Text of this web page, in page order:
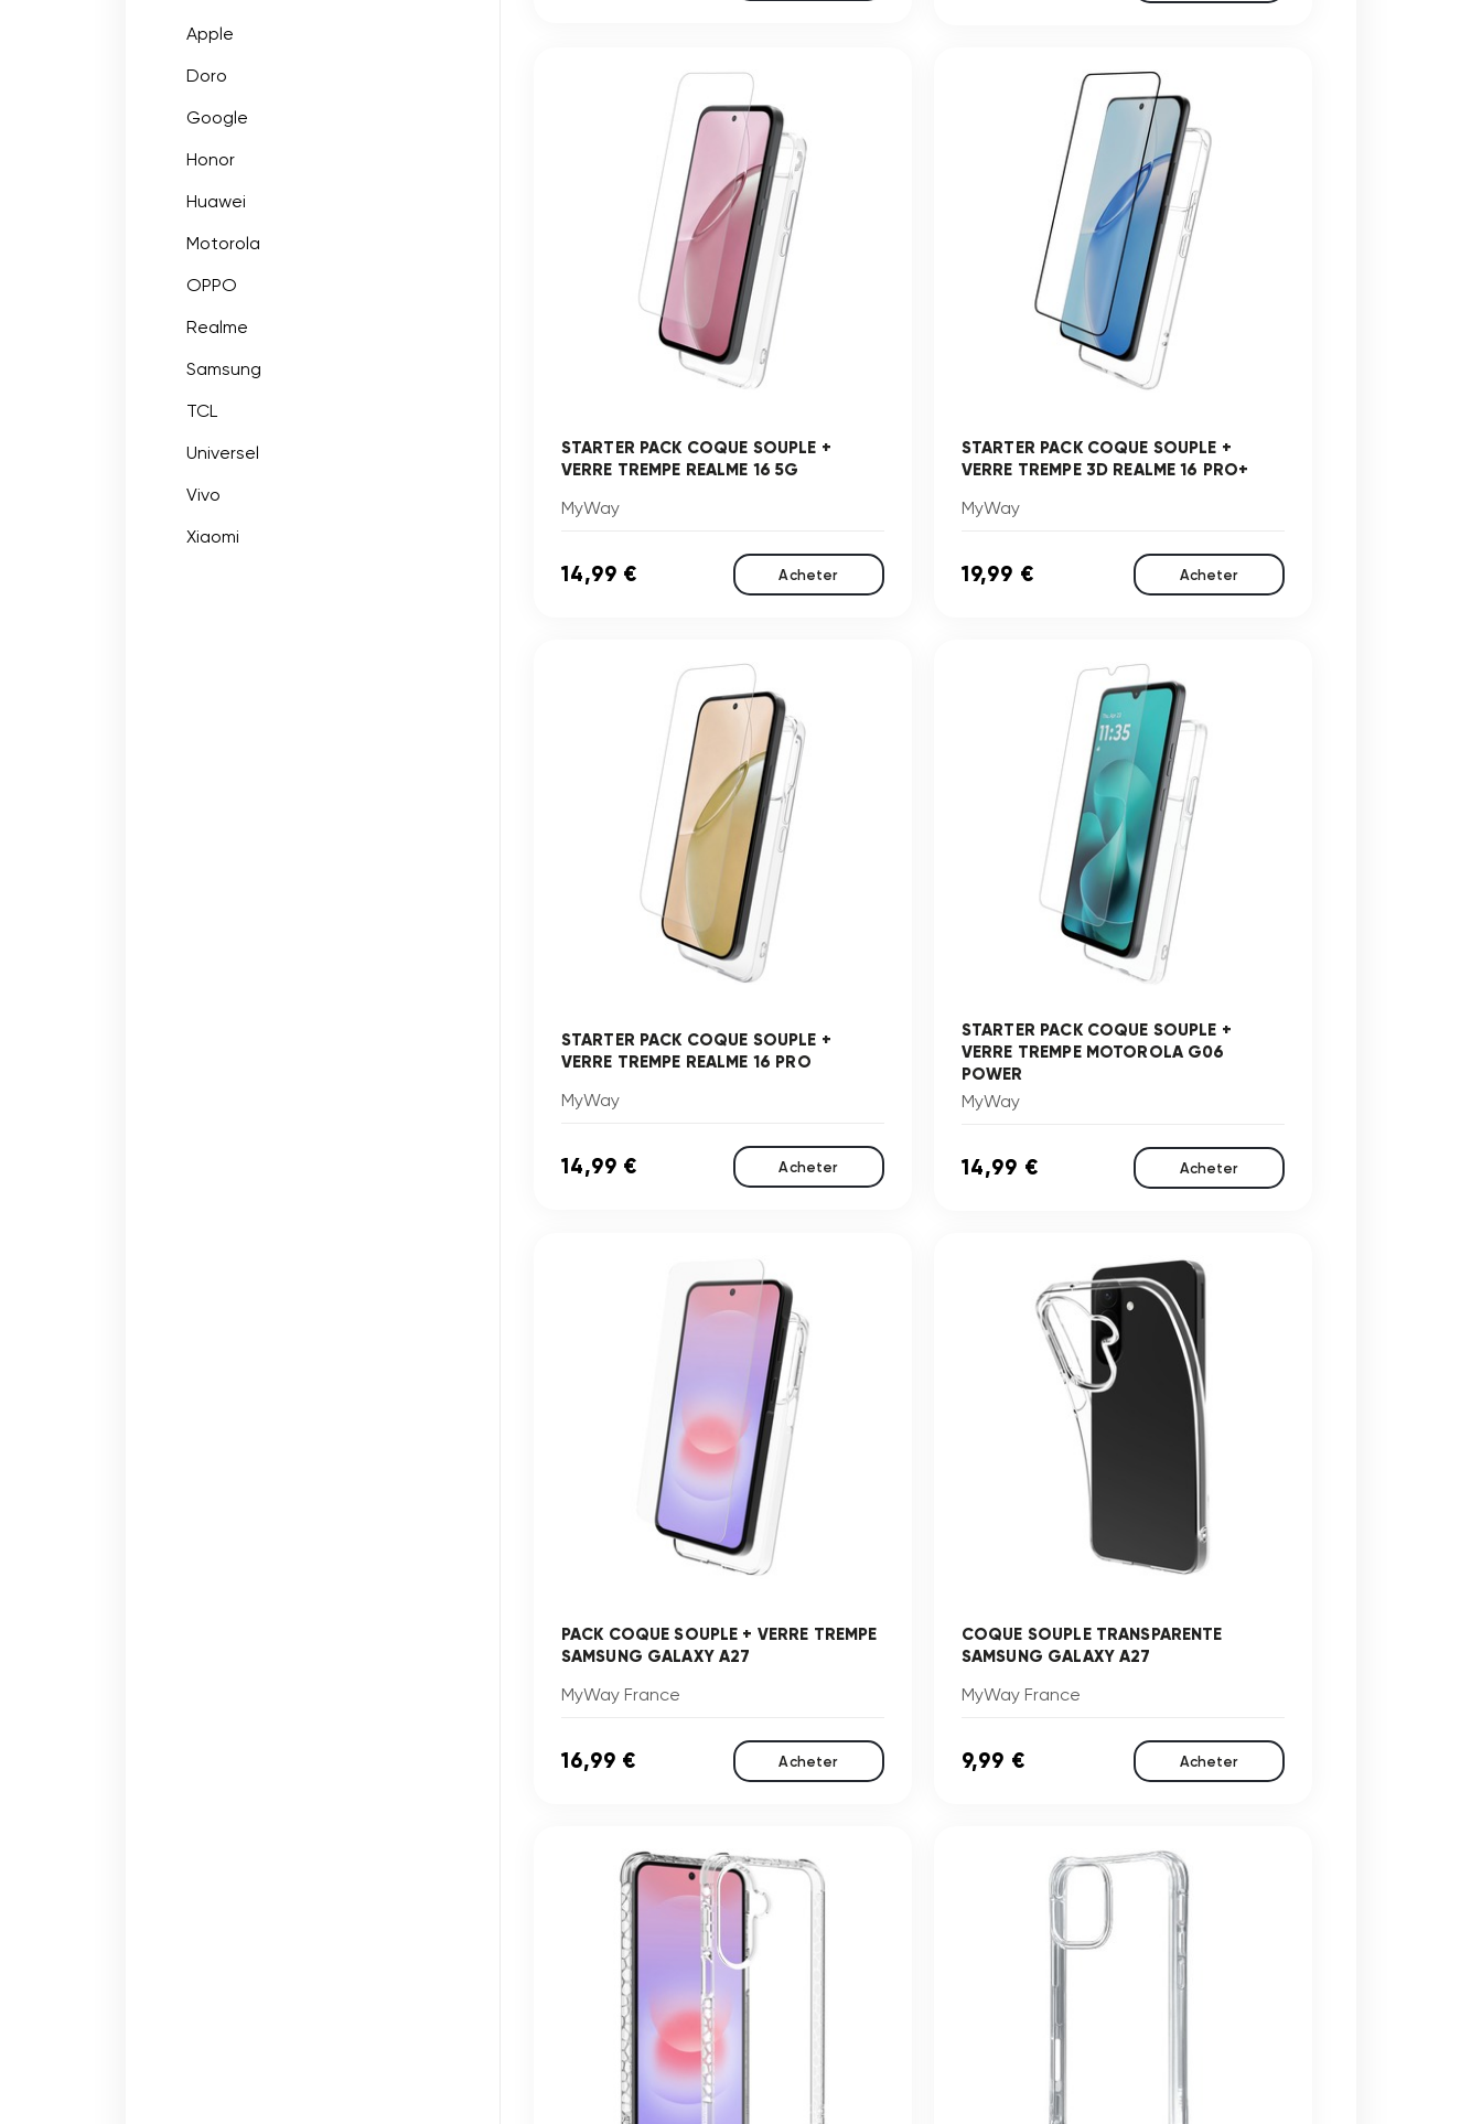
Apple
Doro
Google
Honor
Huawei
Motorola
OPPO
Realme
Samsung
TCL
Universel
Vivo
Xiaomi
STARTER PACK COQUE SOUPLE +
VERRE TREMPE REALME 16 5G
MyWay
14,99 € Acheter
STARTER PACK COQUE SOUPLE +
VERRE TREMPE 3D REALME 16 PRO+
MyWay
19,99 € Acheter
STARTER PACK COQUE SOUPLE +
VERRE TREMPE REALME 16 PRO
MyWay
14,99 € Acheter
STARTER PACK COQUE SOUPLE +
VERRE TREMPE MOTOROLA G06
POWER
MyWay
14,99 € Acheter
PACK COQUE SOUPLE + VERRE TREMPE
SAMSUNG GALAXY A27
MyWay France
16,99 € Acheter
COQUE SOUPLE TRANSPARENTE
SAMSUNG GALAXY A27
MyWay France
9,99 € Acheter